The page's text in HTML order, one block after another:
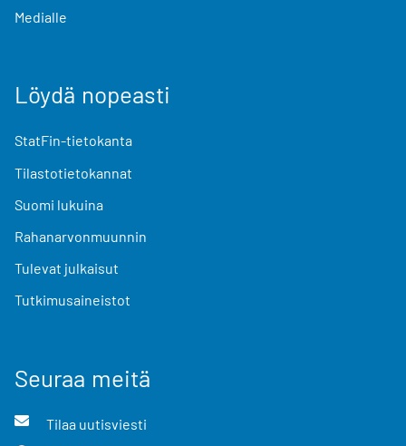
Medialle
Löydä nopeasti
StatFin-tietokanta
Tilastotietokannat
Suomi lukuina
Rahanarvonmuunnin
Tulevat julkaisut
Tutkimusaineistot
Seuraa meitä
Tilaa uutisviesti